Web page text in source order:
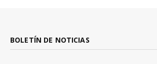
BOLETÍN DE NOTICIAS